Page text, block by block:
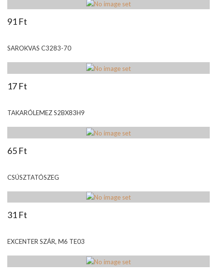
91 Ft
SAROKVAS C3283-70
17 Ft
TAKARÓLEMEZ S2BX83H9
65 Ft
CSÚSZTATÓSZEG
31 Ft
EXCENTER SZÁR, M6 TE03